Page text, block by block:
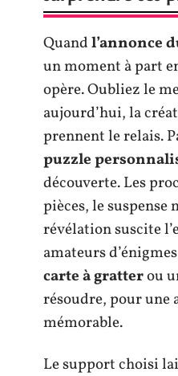
Quandl’annonce
un moment à part
opère. Oubliez le
aujourd’hui, la
prennent le relais.
puzzle
découverte. Les
pièces, le suspense
révélation suscite
amateurs
carte à gratterou
résoudre, pour une
mémorable.
Le support choisi